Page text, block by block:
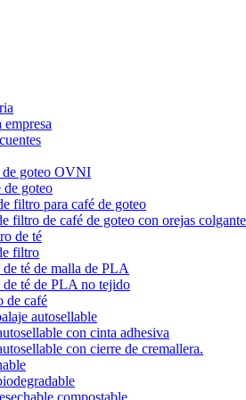
de goteo OVNI
de goteo
filtro para café de goteo
filtro de café de goteo con orejas
de té
filtro
té de malla de PLA
té de PLA no tejido
de café
autosellable
con cinta adhesiva
con cierre de cremallera.
compostable